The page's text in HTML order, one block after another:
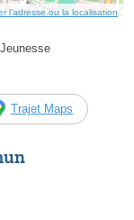
l’adresse ou la localisation
Trajet Maps